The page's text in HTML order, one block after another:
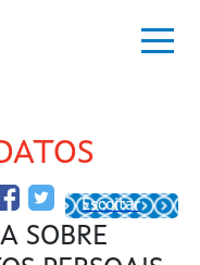
Escoitar
SOBRE